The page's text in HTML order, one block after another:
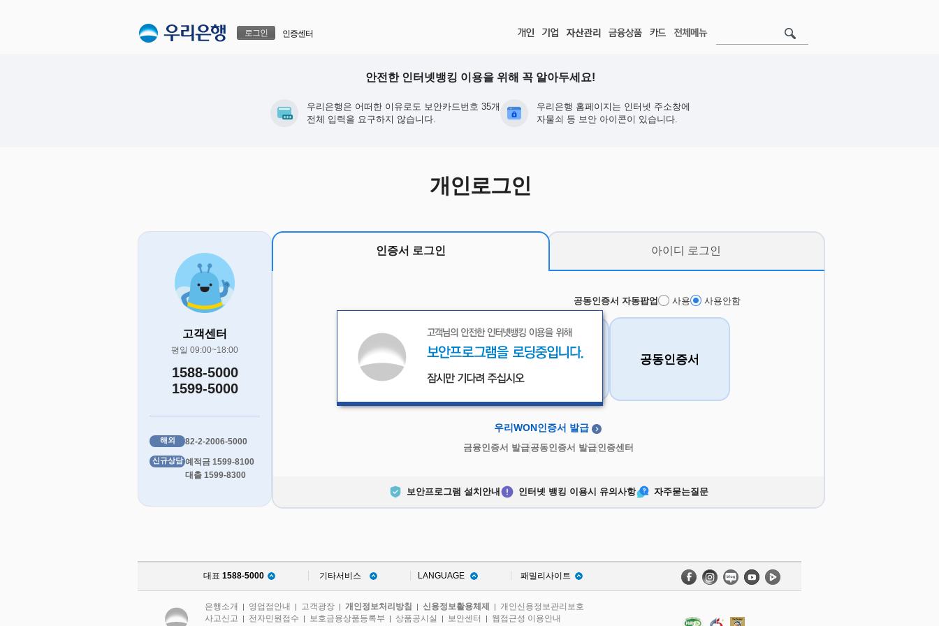
로그인 인증센터
안전한 인터넷뱅킹 이용을 위해 꼭 알아두세요!
우리은행은 어떠한 이유로도 보안카드번호 35개
전체 입력을 요구하지 않습니다.
우리은행 홈페이지는 인터넷 주소창에
자물쇠 등 보안 아이콘이 있습니다.
개인로그인
고객센터
평일 09:00~18:00
1588-5000
1599-5000
해외 82-2-2006-5000
신규상담 예적금 1599-8100
대출 1599-8300
인증서 로그인
공동인증서 자동팝업 사용 사용안함
우리WON인증서 금융인증서 공동인증서
우리WON인증서 발급
금융인증서 발급공동인증서 발급인증센터
아이디 로그인
보안프로그램 설치안내 인터넷 뱅킹 이용시 유의사항 자주묻는질문
대표 1588-5000 기타서비스 LANGUAGE 패밀리사이트
은행소개 | 영업점안내 | 고객광장 | 개인정보처리방침 | 신용정보활용체제 | 개인신용정보관리보호
사고신고 | 전자민원접수 | 보호금융상품등록부 | 상품공시실 | 보안센터 | 웹접근성 이용안내